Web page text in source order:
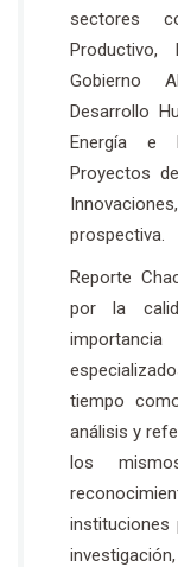
sectores
Productivo,
Gobierno
Desarrollo
Energía e
Proyectos
prospectiva.
Reporte
por la
tiempo
análisis y
los
instituciones